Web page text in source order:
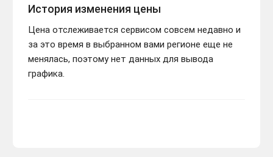
История изменения цены
Цена отслеживается сервисом совсем недавно и
за это время в выбранном вами регионе еще не
менялась, поэтому нет данных для вывода
графика.